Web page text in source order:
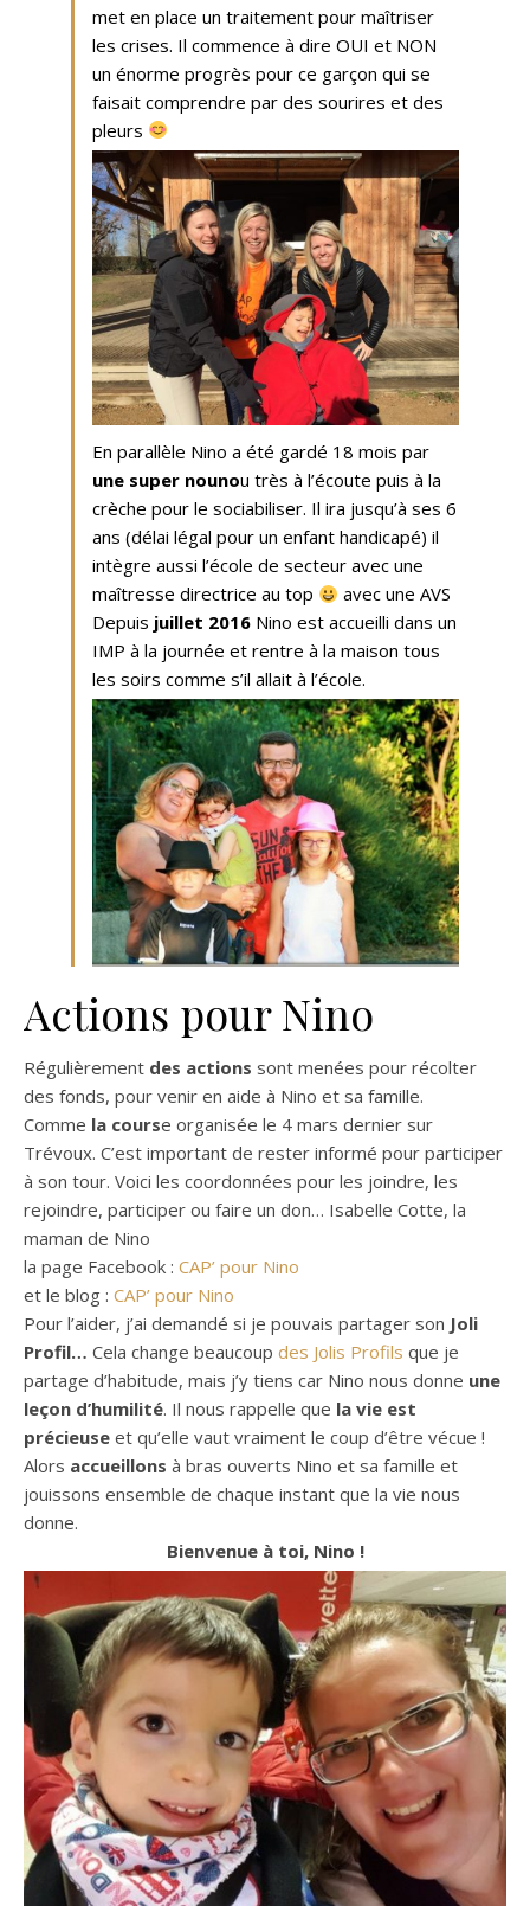
met en place un traitement pour maîtriser
les crises. Il commence à dire OUI et NON
un énorme progrès pour ce garçon qui se
faisait comprendre par des sourires et des
pleurs
En parallèle Nino a été gardé 18 mois par
une super nounou très à l’écoute puis à la
crèche pour le sociabiliser. Il ira jusqu’à ses 6
ans (délai légal pour un enfant handicapé) il
intègre aussi l’école de secteur avec une
maîtresse directrice au top
avec une AVS
Depuis juillet 2016 Nino est accueilli dans un
IMP à la journée et rentre à la maison tous
les soirs comme s’il allait à l’école.
Actions pour Nino
Régulièrement des actions sont menées pour récolter
des fonds, pour venir en aide à Nino et sa famille.
Comme la course organisée le 4 mars dernier sur
Trévoux. C’est important de rester informé pour participer
à son tour. Voici les coordonnées pour les joindre, les
rejoindre, participer ou faire un don… Isabelle Cotte, la
maman de Nino
la page Facebook : CAP’ pour Nino
et le blog : CAP’ pour Nino
Pour l’aider, j’ai demandé si je pouvais partager son Joli
Profil… Cela change beaucoup des Jolis Profils que je
partage d’habitude, mais j’y tiens car Nino nous donne une
leçon d’humilité. Il nous rappelle que la vie est
précieuse et qu’elle vaut vraiment le coup d’être vécue !
Alors accueillons à bras ouverts Nino et sa famille et
jouissons ensemble de chaque instant que la vie nous
donne.
Bienvenue à toi, Nino !